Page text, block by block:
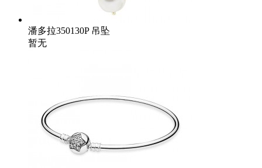
潘多拉350130P 吊坠
暂无